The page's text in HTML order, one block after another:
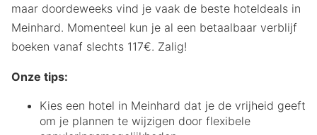
maar doordeweeks vind je vaak de beste hoteldeals in
Meinhard. Momenteel kun je al een betaalbaar verblijf
boeken vanaf slechts 117€. Zalig!
Onze tips:
Kies een hotel in Meinhard dat je de vrijheid geeft
om je plannen te wijzigen door flexibele